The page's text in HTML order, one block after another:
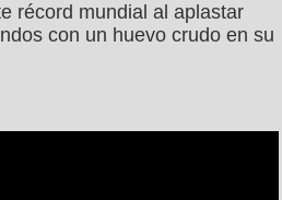
récord mundial al aplastar
con un huevo crudo en su